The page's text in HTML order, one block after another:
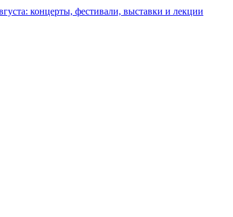
концерты, фестивали, выставки и лекции